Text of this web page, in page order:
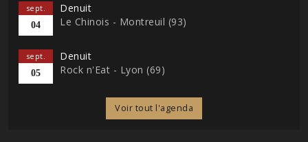
sept.
04
Denuit
Le Chinois - Montreuil (93)
sept.
05
Denuit
Rock n'Eat - Lyon (69)
Voir tout l'agenda